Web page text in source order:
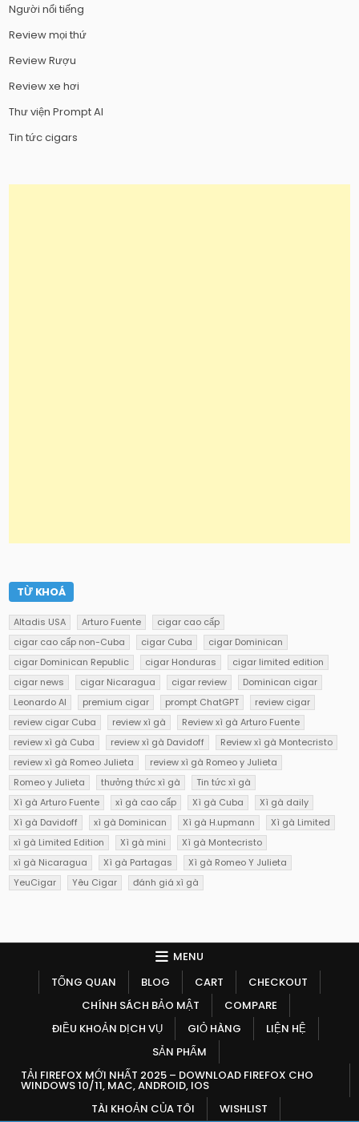
Người nổi tiếng
Review mọi thứ
Review Rượu
Review xe hơi
Thư viện Prompt AI
Tin tức cigars
TỪ KHOÁ
Altadis USA Arturo Fuente
cigar cao cấp
cigar cao cấp non-Cuba
cigar Cuba
cigar Dominican
cigar Dominican Republic
cigar Honduras
cigar limited edition
cigar news
cigar Nicaragua cigar review
Dominican cigar
Leonardo AI
premium cigar prompt ChatGPT
review cigar
review cigar Cuba
review xì gà
Review xì gà Arturo Fuente
review xì gà Cuba
review xì gà Davidoff
Review xì gà Montecristo
review xì gà Romeo Julieta
review xì gà Romeo y Julieta
Romeo y Julieta
thưởng thức xì gà
Tin tức xì gà
Xì gà Arturo Fuente
xì gà cao cấp Xì gà Cuba
Xì gà daily
Xì gà Davidoff
xì gà Dominican Xì gà H.upmann
Xì gà Limited
xì gà Limited Edition
Xì gà mini
Xì gà Montecristo
xì gà Nicaragua
Xì gà Partagas
Xì gà Romeo Y Julieta
YeuCigar
Yêu Cigar đánh giá xì gà
MENU
TỔNG QUAN
BLOG CART
CHECKOUT
CHÍNH SÁCH BẢO MẬT
COMPARE
ĐIỀU KHOẢN DỊCH VỤ
GIỎ HÀNG
LIỆN HỆ
SẢN PHẨM
TẢI FIREFOX MỚI NHẤT 2025 – DOWNLOAD FIREFOX CHO
WINDOWS 10/11, MAC, ANDROID, IOS
TÀI KHOẢN CỦA TÔI
WISHLIST